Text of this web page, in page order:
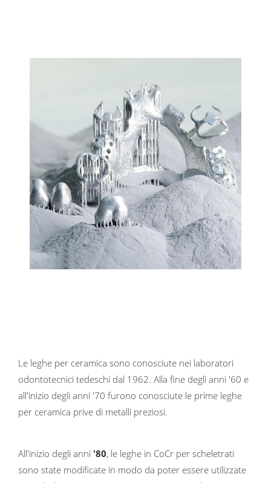
Le leghe per ceramica sono conosciute nei laboratori
odontotecnici tedeschi dal 1962. Alla fine degli anni '60 e
all'inizio degli anni '70 furono conosciute le prime leghe
per ceramica prive di metalli preziosi.
All'inizio degli anni '80, le leghe in CoCr per scheletrati
sono state modificate in modo da poter essere utilizzate